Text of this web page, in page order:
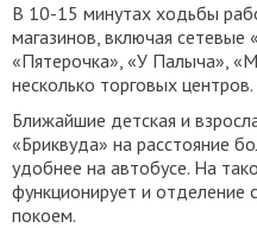
В 10-15 минутах ходьбы
магазинов, включая сетевые
«Пятерочка», «У Палыча»,
несколько торговых центров.
Ближайшие детская и
«Бриквуда» на расстояние
удобнее на автобусе. На
функционирует и
покоем.